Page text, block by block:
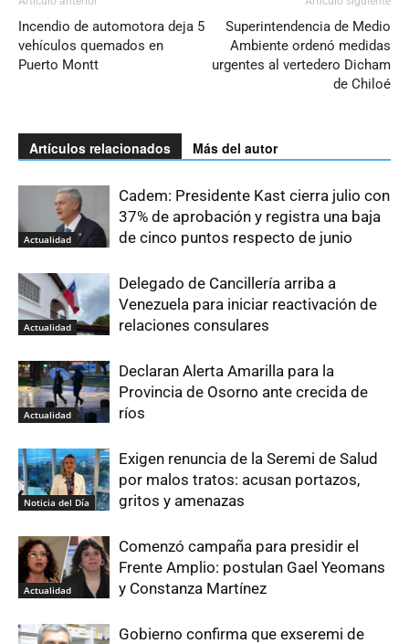
Incendio de automotora deja 5
vehículos quemados en
Puerto Montt
Superintendencia de Medio
Ambiente ordenó medidas
urgentes al vertedero Dicham
de Chiloé
Artículos relacionados Más del autor
Actualidad
Cadem: Presidente Kast cierra julio con
37% de aprobación y registra una baja
de cinco puntos respecto de junio
Actualidad
Delegado de Cancillería arriba a
Venezuela para iniciar reactivación de
relaciones consulares
Actualidad
Declaran Alerta Amarilla para la
Provincia de Osorno ante crecida de
ríos
Noticia del Día
Exigen renuncia de la Seremi de Salud
por malos tratos: acusan portazos,
gritos y amenazas
Actualidad
Comenzó campaña para presidir el
Frente Amplio: postulan Gael Yeomans
y Constanza Martínez
Gobierno confirma que exseremi de